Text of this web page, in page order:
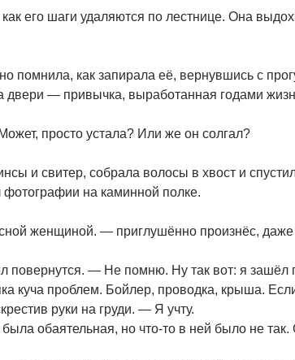
его шаги удаляются по лестнице. Она
помнила, как запирала её, вернувшись с
двери — привычка, выработанная годами
просто устала? Или же он солгал?
и свитер, собрала волосы в хвост и
фотографии на каминной полке.
женщиной. — приглушённо произнёс, даже
— Не помню. Ну так вот: я зашёл
куча проблем. Бойлер, проводка, крыша.
руки на груди. — Я учту.
обаятельная, но что-то в ней было не